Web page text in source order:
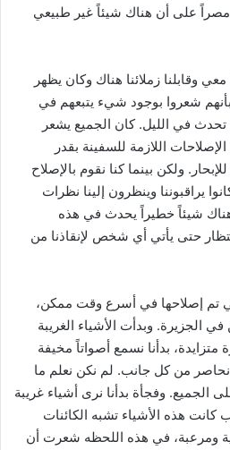
على أن هناك شيئاً غير طبيعي
وقابلنا زملائنا هناك وكان يظهر
شعروا بوجود شيء يتبعهم في
تحدث في الليل. كان الجميع يشعر
اللازمة للسفينة بقدر
ولكن بينما كنا نقوم بالإصلاح
يراقبوننا وينظرون إلينا نظرات
هناك شيئاً خطيراً يحدث في هذه
حتى يأتي أي شخص لإنقاذنا من
تم إصلاحها في أسرع وقت ممكن،
الجزيرة. وبدأت الأشياء الغريبة
بدأنا نسمع أصواتاً مخيفة
نحاصر من كل جانب. لم نكن نعلم ما
وفجأة بدأنا نرى أشياء غريبة
كانت هذه الأشياء تشبه الكائنات
ومرعبة، في هذه اللحظه شعرت أن